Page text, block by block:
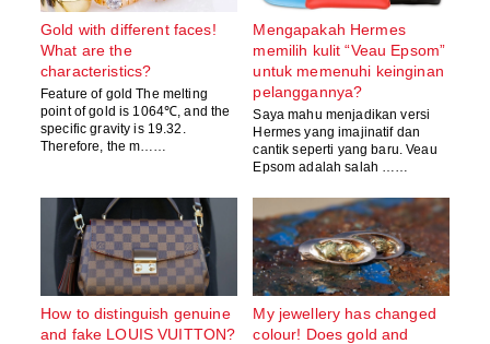
Gold with different faces!
What are the
characteristics?
Feature of gold The melting
point of gold is 1064℃, and the
specific gravity is 19.32.
Therefore, the m……
Mengapakah Hermes
memilih kulit “Veau Epsom”
untuk memenuhi keinginan
pelanggannya?
Saya mahu menjadikan versi
Hermes yang imajinatif dan
cantik seperti yang baru. Veau
Epsom adalah salah ……
How to distinguish genuine
and fake LOUIS VUITTON?
My jewellery has changed
colour! Does gold and